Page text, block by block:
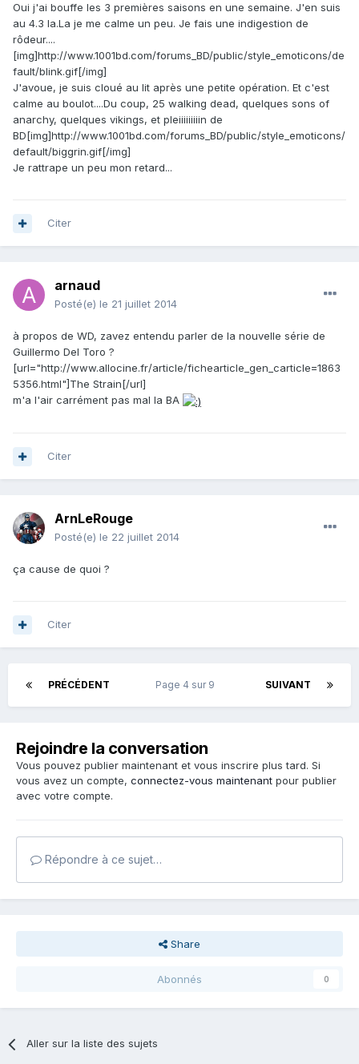
Oui j'ai bouffe les 3 premières saisons en une semaine. J'en suis
au 4.3 la.La je me calme un peu. Je fais une indigestion de
rôdeur....
[img]http://www.1001bd.com/forums_BD/public/style_emoticons/de
fault/blink.gif[/img]
J'avoue, je suis cloué au lit après une petite opération. Et c'est
calme au boulot....Du coup, 25 walking dead, quelques sons of
anarchy, quelques vikings, et pleiiiiiiiiin de
BD[img]http://www.1001bd.com/forums_BD/public/style_emoticons/
default/biggrin.gif[/img]
Je rattrape un peu mon retard...
Citer
arnaud
Posté(e) le 21 juillet 2014
à propos de WD, zavez entendu parler de la nouvelle série de
Guillermo Del Toro ?
[url="http://www.allocine.fr/article/fichearticle_gen_carticle=1863
5356.html"]The Strain[/url]
m'a l'air carrément pas mal la BA
Citer
ArnLeRouge
Posté(e) le 22 juillet 2014
ça cause de quoi ?
Citer
PRÉCÉDENT SUIVANT
Page 4 sur 9
Rejoindre la conversation
Vous pouvez publier maintenant et vous inscrire plus tard. Si
vous avez un compte, connectez-vous maintenant pour publier
avec votre compte.
Répondre à ce sujet…
Share
Abonnés 0
Aller sur la liste des sujets